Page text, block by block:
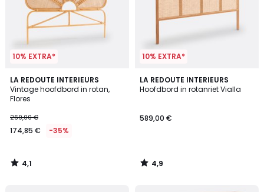
10% EXTRA*
LA REDOUTE INTERIEURS
Vintage hoofdbord in rotan,
Flores
269,00 €
174,85 € -35%
4,1
/ 5
4,1
/
10% EXTRA*
LA REDOUTE INTERIEURS
Hoofdbord in rotanriet Vialla
589,00 €
4,9
/ 5
4,9
/